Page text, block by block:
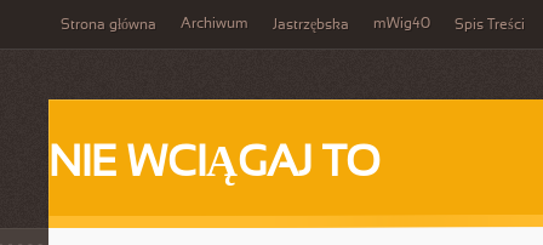
Strona główna Archiwum Jastrzębska mWig40 Spis Treści
NIE WCIĄGAJ TO